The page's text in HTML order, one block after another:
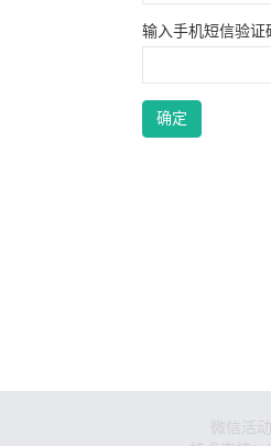
输入手机短信验证
微信活动